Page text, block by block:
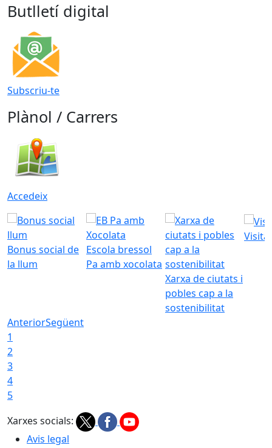
Butlletí digital
Subscriu-te
Plànol / Carrers
Accedeix
Bonus social de
la llum
Escola bressol
Pa amb xocolata
Xarxa de ciutats i
pobles cap a la
sostenibilitat
Visita
AnteriorSegüent
1
2
3
4
5
Xarxes socials:
Avis legal